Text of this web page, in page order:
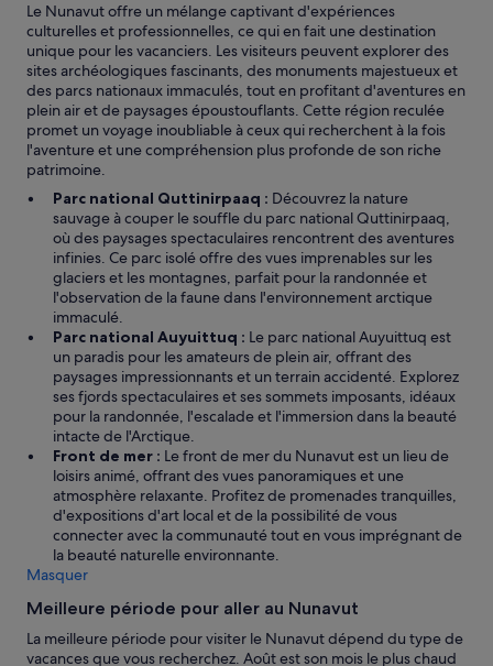
Le Nunavut offre un mélange captivant d'expériences
culturelles et professionnelles, ce qui en fait une destination
unique pour les vacanciers. Les visiteurs peuvent explorer des
sites archéologiques fascinants, des monuments majestueux et
des parcs nationaux immaculés, tout en profitant d'aventures en
plein air et de paysages époustouflants. Cette région reculée
promet un voyage inoubliable à ceux qui recherchent à la fois
l'aventure et une compréhension plus profonde de son riche
patrimoine.
Parc national Quttinirpaaq : Découvrez la nature
sauvage à couper le souffle du parc national Quttinirpaaq,
où des paysages spectaculaires rencontrent des aventures
infinies. Ce parc isolé offre des vues imprenables sur les
glaciers et les montagnes, parfait pour la randonnée et
l'observation de la faune dans l'environnement arctique
immaculé.
Parc national Auyuittuq : Le parc national Auyuittuq est
un paradis pour les amateurs de plein air, offrant des
paysages impressionnants et un terrain accidenté. Explorez
ses fjords spectaculaires et ses sommets imposants, idéaux
pour la randonnée, l'escalade et l'immersion dans la beauté
intacte de l'Arctique.
Front de mer : Le front de mer du Nunavut est un lieu de
loisirs animé, offrant des vues panoramiques et une
atmosphère relaxante. Profitez de promenades tranquilles,
d'expositions d'art local et de la possibilité de vous
connecter avec la communauté tout en vous imprégnant de
la beauté naturelle environnante.
Masquer
Meilleure période pour aller au Nunavut
La meilleure période pour visiter le Nunavut dépend du type de
vacances que vous recherchez. Août est son mois le plus chaud